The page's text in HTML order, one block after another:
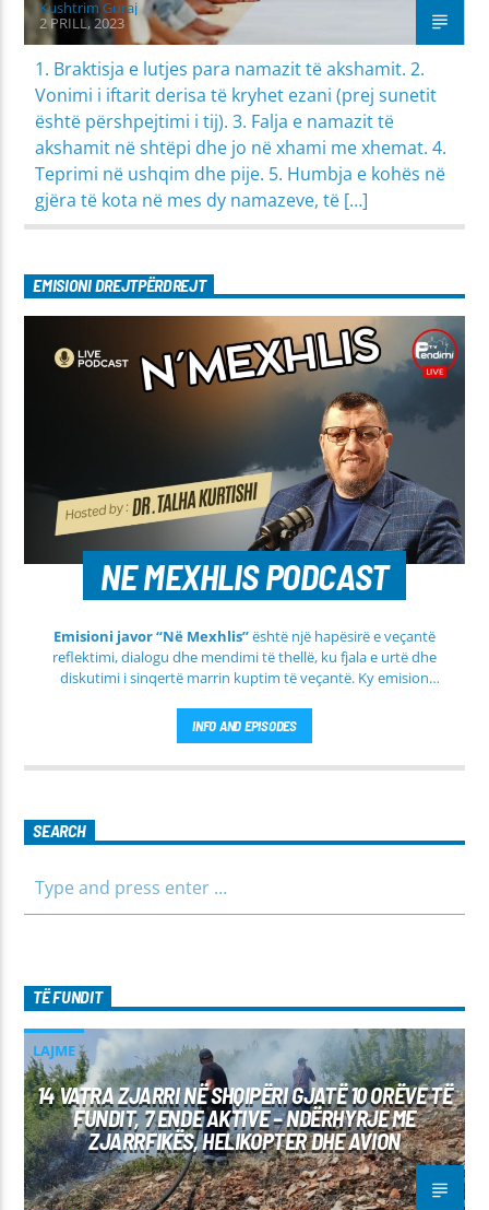
Kushtrim Guraj
2 PRILL, 2023
1. Braktisja e lutjes para namazit të akshamit. 2.
Vonimi i iftarit derisa të kryhet ezani (prej sunetit
është përshpejtimi i tij). 3. Falja e namazit të
akshamit në shtëpi dhe jo në xhami me xhemat. 4.
Teprimi në ushqim dhe pije. 5. Humbja e kohës në
gjëra të kota në mes dy namazeve, të […]
EMISIONI DREJTPËRDREJT
NE MEXHLIS PODCAST
Emisioni javor “Në Mexhlis”është një hapësirë e veçantë
reflektimi, dialogu dhe mendimi të thellë, ku fjala e urtë dhe
diskutimi i sinqertë marrin kuptim të veçantë. Ky emision
publiku një formë komunikimi të hapur, të qetë dhe shumë
përmbajtësore
INFO AND EPISODES
SEARCH
TË FUNDIT
LAJME
14 VATRA ZJARRI NË SHQIPËRI GJATË 10 ORËVE TË
FUNDIT, 7 ENDE AKTIVE – NDËRHYRJE ME
ZJARRFIKËS, HELIKOPTER DHE AVION